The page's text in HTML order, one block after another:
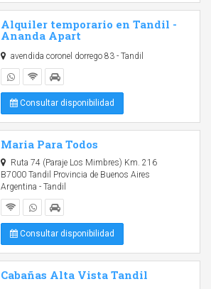
Alquiler temporario en Tandil -
Ananda Apart
avendida coronel dorrego 83 - Tandil
Consultar disponibilidad
Maria Para Todos
Ruta 74 (Paraje Los Mimbres) Km. 216
B7000 Tandil Provincia de Buenos Aires
Argentina - Tandil
Consultar disponibilidad
Cabañas Alta Vista Tandil